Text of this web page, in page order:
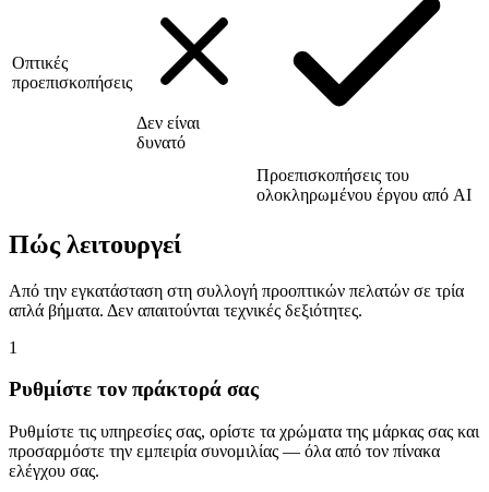
Οπτικές
προεπισκοπήσεις
Δεν είναι
δυνατό
Προεπισκοπήσεις του
ολοκληρωμένου έργου από AI
Πώς λειτουργεί
Από την εγκατάσταση στη συλλογή προοπτικών πελατών σε τρία
απλά βήματα. Δεν απαιτούνται τεχνικές δεξιότητες.
1
Ρυθμίστε τον πράκτορά σας
Ρυθμίστε τις υπηρεσίες σας, ορίστε τα χρώματα της μάρκας σας και
προσαρμόστε την εμπειρία συνομιλίας — όλα από τον πίνακα
ελέγχου σας.